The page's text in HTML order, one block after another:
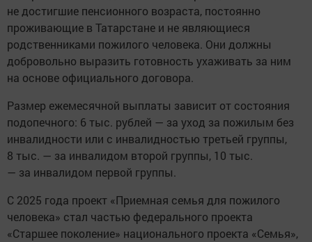
не достигшие пенсионного возраста, постоянно
проживающие в Татарстане и не являющиеся
родственниками пожилого человека. Они должны
добровольно выразить готовность ухаживать за ним
на основе официального договора.
Размер ежемесячной выплаты зависит от состояния
подопечного: 6 тыс. рублей — за уход за пожилым без
инвалидности или с инвалидностью третьей группы,
8 тыс. — за инвалидом второй группы, 10 тыс.
— за инвалидом первой группы.
С 2025 года проект «Приемная семья для пожилого
человека» стал частью федерального проекта
«Старшее поколение» национального проекта «Семья»,